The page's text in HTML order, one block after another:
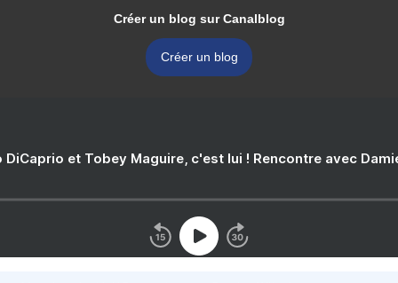
Créer un blog sur Canalblog
Créer un blog
DiCaprio et Tobey Maguire, c'est lui ! Rencontre avec